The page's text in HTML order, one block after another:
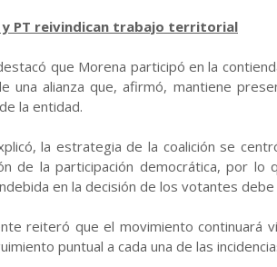
y PT reivindican trabajo territorial
que Morena participó en la
una alianza que, afirmó, mantiene
la entidad.
la estrategia de la coalición se
de la participación democrática, por
en la decisión de los votantes
reiteró que el movimiento continuará
puntual a cada una de las